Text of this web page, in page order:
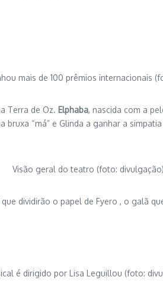
mais de 100 prêmios internacionais
Terra de Oz. Elphaba, nascida com a
bruxa “má” e Glinda a ganhar a
Visão geral do teatro (foto: divulgação)
dividirão o papel de Fyero , o galã
é dirigido por Lisa Leguillou (foto: